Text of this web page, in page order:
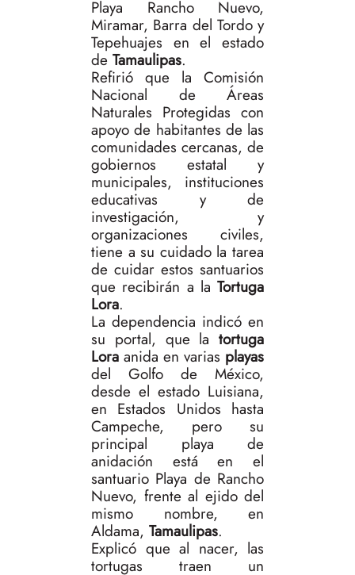
Playa Rancho Nuevo,
Miramar, Barra del Tordo y
Tepehuajes en el estado
de Tamaulipas.
Refirió que la Comisión
Nacional de Áreas
Naturales Protegidas con
apoyo de habitantes de las
comunidades cercanas, de
gobiernos estatal y
municipales, instituciones
educativas y de
investigación, y
organizaciones civiles,
tiene a su cuidado la tarea
de cuidar estos santuarios
que recibirán a la Tortuga
Lora.
La dependencia indicó en
su portal, que la tortuga
Lora anida en varias playas
del Golfo de México,
desde el estado Luisiana,
en Estados Unidos hasta
Campeche, pero su
principal playa de
anidación está en el
santuario Playa de Rancho
Nuevo, frente al ejido del
mismo nombre, en
Aldama, Tamaulipas.
Explicó que al nacer, las
tortugas traen un